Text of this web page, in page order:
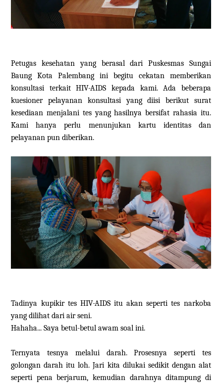
Petugas kesehatan yang berasal dari Puskesmas Sungai
Baung Kota Palembang ini begitu cekatan memberikan
konsultasi terkait HIV-AIDS kepada kami. Ada beberapa
kuesioner pelayanan konsultasi yang diisi berikut surat
kesediaan menjalani tes yang hasilnya bersifat rahasia itu.
Kami hanya perlu menunjukan kartu identitas dan
pelayanan pun diberikan.
Tadinya kupikir tes HIV-AIDS itu akan seperti tes narkoba
yang dilihat dari air seni.
Hahaha... Saya betul-betul awam soal ini.
Ternyata tesnya melalui darah. Prosesnya seperti tes
golongan darah itu loh. Jari kita dilukai sedikit dengan alat
seperti pena berjarum, kemudian darahnya ditampung di